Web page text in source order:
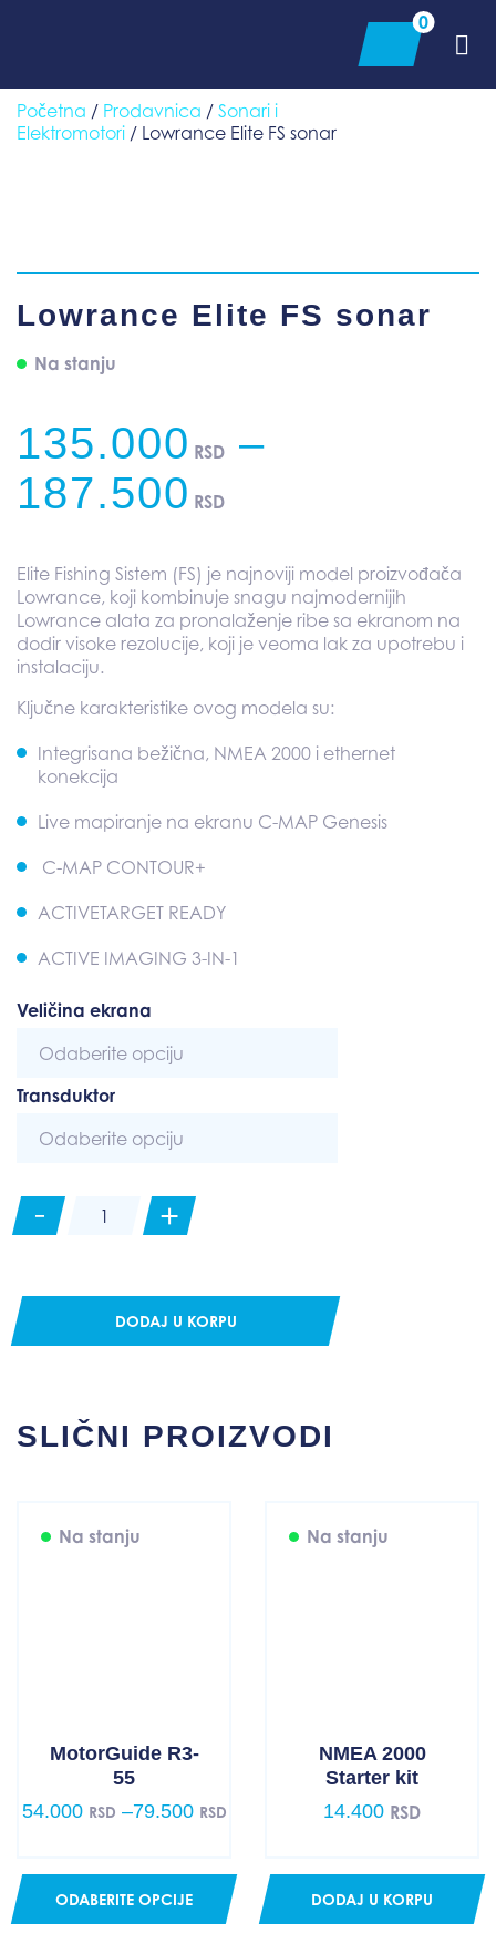
0
Početna / Prodavnica / Sonari i
Elektromotori / Lowrance Elite FS sonar
Lowrance Elite FS sonar
Na stanju
135.000RSD
–
187.500RSDPrice
135.000
through
187.500
Elite Fishing Sistem (FS) je najnoviji model proizvođača
Lowrance, koji kombinuje snagu najmodernijih
Lowrance alata za pronalaženje ribe sa ekranom na
dodir visoke rezolucije, koji je veoma lak za upotrebu i
instalaciju.
Ključne karakteristike ovog modela su:
Integrisana bežična, NMEA 2000 i ethernet
konekcija
Live mapiranje na ekranu C-MAP Genesis
C-MAP CONTOUR+
ACTIVETARGET READY
ACTIVE IMAGING 3-IN-1
Veličina ekrana
Transduktor
Lowrance
količina
- +
DODAJ U KORPU
SLIČNI PROIZVODI
Na stanju
MotorGuide R3-
55
54.000 RSD –79.500 RSD
Price
through
79.500 RSD
ODABERITE OPCIJE
Na stanju
NMEA 2000
Starter kit
14.400 RSD
DODAJ U KORPU